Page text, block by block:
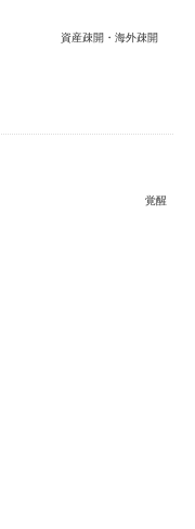
資産疎開・海外疎開
覚醒